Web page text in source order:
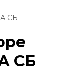
СБ
СБ